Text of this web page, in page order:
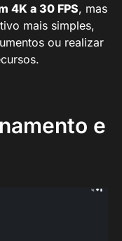
4K a 30 FPS, mas
mais simples,
ou realizar
e